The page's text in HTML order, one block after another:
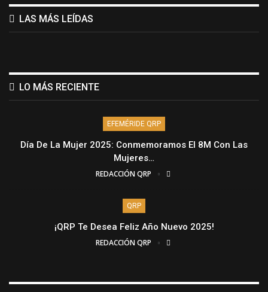
LAS MÁS LEÍDAS
LO MÁS RECIENTE
EFEMÉRIDE QRP
Día De La Mujer 2025: Conmemoramos El 8M Con Las
Mujeres…
REDACCIÓN QRP
QRP
¡QRP Te Desea Feliz Año Nuevo 2025!
REDACCIÓN QRP